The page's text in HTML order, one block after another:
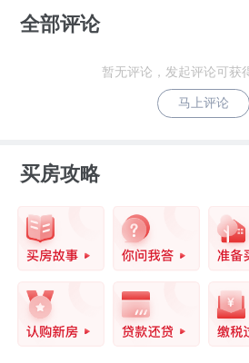
全部评论
暂无评论，发起评论可获
马上评论
买房攻略